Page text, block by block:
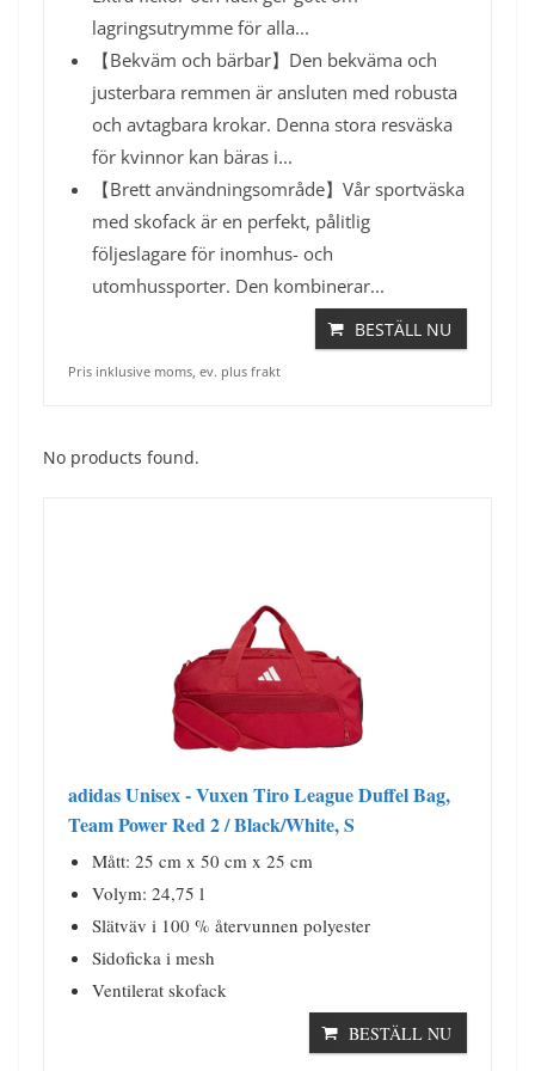
lagringsutrymme för alla...
【Bekväm och bärbar】Den bekväma och
justerbara remmen är ansluten med robusta
och avtagbara krokar. Denna stora resväska
för kvinnor kan bäras i...
【Brett användningsområde】Vår sportväska
med skofack är en perfekt, pålitlig
följeslagare för inomhus- och
utomhussporter. Den kombinerar...
BESTÄLL NU
Pris inklusive moms, ev. plus frakt
No products found.
adidas Unisex - Vuxen Tiro League Duffel Bag,
Team Power Red 2 / Black/White, S
Mått: 25 cm x 50 cm x 25 cm
Volym: 24,75 l
Slätväv i 100 % återvunnen polyester
Sidoficka i mesh
Ventilerat skofack
BESTÄLL NU